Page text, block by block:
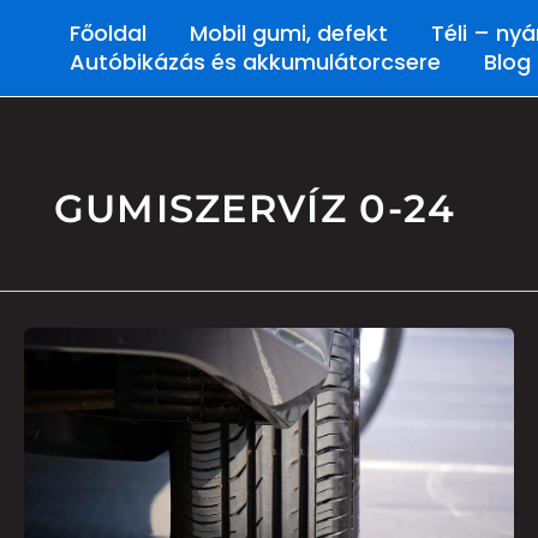
Főoldal Mobil gumi, defekt Téli –
Autóbikázás és akkumulátorcsere
Blog
GUMISZERVÍZ 0-24